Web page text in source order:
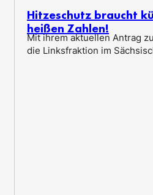
Hitzeschutz braucht
heißen Zahlen!
Mit ihrem aktuellen Antrag
die Linksfraktion im